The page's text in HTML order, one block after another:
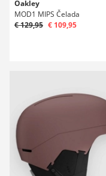
Oakley
MOD1 MIPS Čelada
€ 129,95 € 109,95